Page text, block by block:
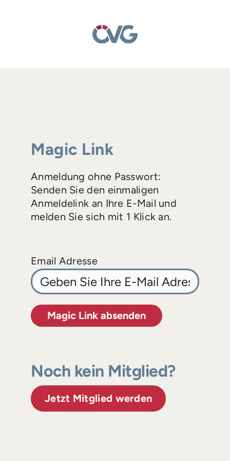
Magic Link
Anmeldung ohne Passwort:
Senden Sie den einmaligen
Anmeldelink an Ihre E-Mail und
melden Sie sich mit 1 Klick an.
Email Adresse
Magic Link absenden
Noch kein Mitglied?
Jetzt Mitglied werden